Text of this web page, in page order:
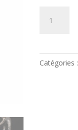
ARTFX
Catégories :